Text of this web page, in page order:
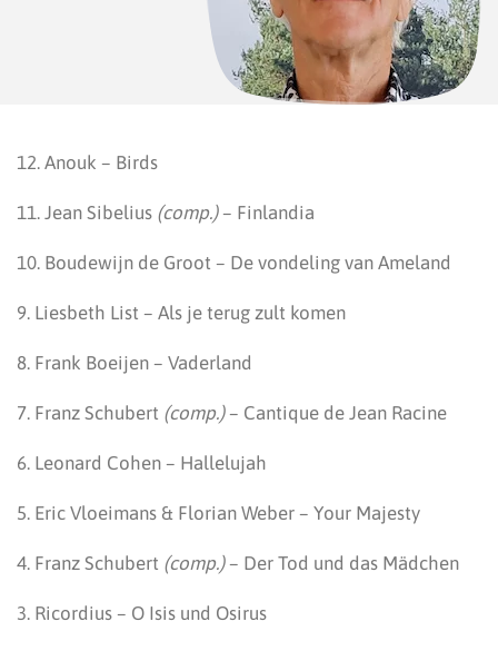
12. Anouk – Birds
11. Jean Sibelius (comp.)– Finlandia
10. Boudewijn de Groot – De vondeling van Ameland
9. Liesbeth List – Als je terug zult komen
8. Frank Boeijen – Vaderland
7. Franz Schubert (comp.)– Cantique de Jean Racine
6. Leonard Cohen – Hallelujah
5. Eric Vloeimans & Florian Weber – Your Majesty
4. Franz Schubert (comp.)– Der Tod und das Mädchen
3. Ricordius – O Isis und Osirus